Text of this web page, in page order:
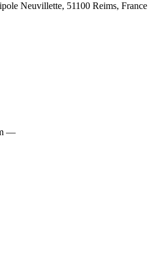
Neuvillette, 51100 Reims, France
—